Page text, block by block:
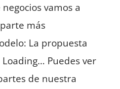
vamos a
más
La propuesta
Puedes ver
de nuestra